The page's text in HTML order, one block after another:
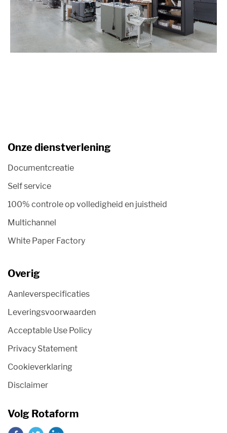
Onze dienstverlening
Documentcreatie
Self service
100% controle op volledigheid en juistheid
Multichannel
White Paper Factory
Overig
Aanleverspecificaties
Leveringsvoorwaarden
Acceptable Use Policy
Privacy Statement
Cookieverklaring
Disclaimer
Volg Rotaform